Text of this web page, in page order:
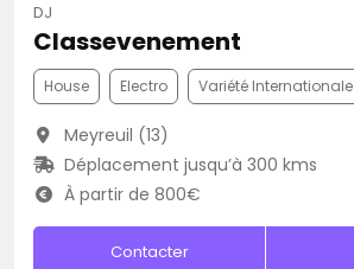
DJ
Classevenement
House Electro Variété Internationale
Meyreuil (13)
Déplacement jusqu’à 300 kms
À partir de 800€
Contacter